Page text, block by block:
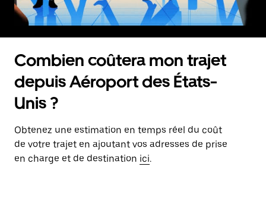
Combien coûtera mon trajet
depuis Aéroport des États-
Unis ?
Obtenez une estimation en temps réel du coût
de votre trajet en ajoutant vos adresses de prise
en charge et de destination ici.